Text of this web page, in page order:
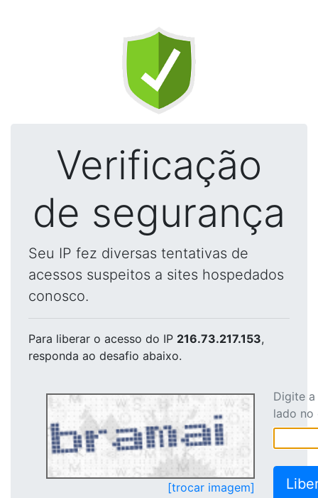
Verificação
de segurança
Seu IP fez diversas tentativas de
acessos suspeitos a sites hospedados
conosco.
Para liberar o acesso do IP 216.73.217.153,
responda ao desafio abaixo.
[trocar imagem]
Digite
lado no